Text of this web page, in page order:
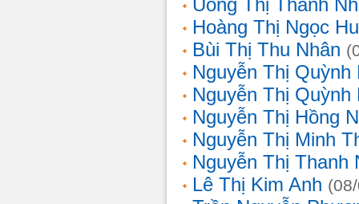
Uông Thị Thanh
Hoàng Thị Ngọc
Bùi Thị Thu Nhân
Nguyễn Thị Quỳnh
Nguyễn Thị Quỳnh
Nguyễn Thị Hồng
Nguyễn Thị Minh
Nguyễn Thị Thanh
Lê Thị Kim Anh